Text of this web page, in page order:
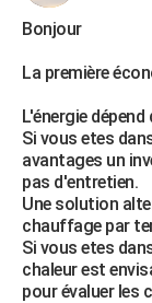
Bonjour
La première
L'énergie
Si vous etes
avantages un
pas d'entretien.
Une solution
chauffage par
Si vous etes
chaleur est
pour évaluer les